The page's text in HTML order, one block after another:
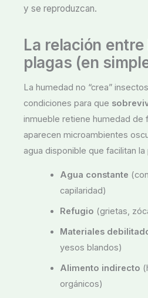
y se reproduzcan.
La relación
plagas (en
La humedad no “crea”
condiciones para que
inmueble retiene humedad de
aparecen microambientes
agua disponible que facilitan
Agua constante
capilaridad)
Refugio (grietas,
Materiales
yesos blandos)
Alimento indirecto
orgánicos)